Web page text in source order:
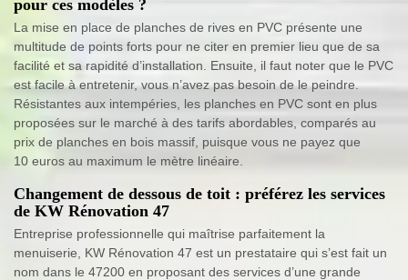
pour ces modèles ?
La mise en place de planches de rives en PVC présente une
multitude de points forts pour ne citer en premier lieu que de sa
facilité et sa rapidité d’installation. Ensuite, il faut noter que le PVC
est facile à entretenir, vous n’avez pas besoin de le peindre.
Résistantes aux intempéries, les planches en PVC sont en plus
proposées sur le marché à des tarifs abordables, comparés au
prix de planches en bois massif, puisque vous ne payez que
10 euros au maximum le mètre linéaire.
Changement de dessous de toit : préférez les services
de KW Rénovation 47
Entreprise professionnelle qui maîtrise parfaitement la
menuiserie, KW Rénovation 47 est un prestataire qui s’est fait un
nom dans le 47200 en proposant des services d’une grande